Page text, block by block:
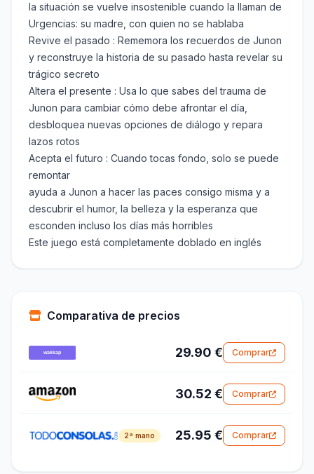
la situación se vuelve insostenible cuando la llaman de
Urgencias: su madre, con quien no se hablaba
Revive el pasado : Rememora los recuerdos de Junon
y reconstruye la historia de su pasado hasta revelar su
trágico secreto
Altera el presente : Usa lo que sabes del trauma de
Junon para cambiar cómo debe afrontar el día,
desbloquea nuevas opciones de diálogo y repara
lazos rotos
Acepta el futuro : Cuando tocas fondo, solo se puede
remontar
ayuda a Junon a hacer las paces consigo misma y a
descubrir el humor, la belleza y la esperanza que
esconden incluso los días más horribles
Este juego está completamente doblado en inglés
Comparativa de precios
29.90 € Comprar
30.52 € Comprar
2ª mano 25.95 € Comprar